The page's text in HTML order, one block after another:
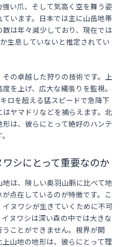
い爪、そして気高く空を舞う姿
います。日本では主に山岳地帯
は年々減少しており、現在では
生息していないと推定されてい
の卓越した狩りの技術です。上
を上げ、広大な縄張りを監視。
ロを超える猛スピードで急降下
ヤマドリなどを捕らえます。北
形は、彼らにとって絶好のハンテ
シにとって重要なのか
は、険しい奥羽山脈に比べて地
点在しているのが特徴です。こ
ヌワシが生きていくために不可
ヌワシは深い森の中では大きな
ことができません。視界が開
山地の地形は、彼らにとって理